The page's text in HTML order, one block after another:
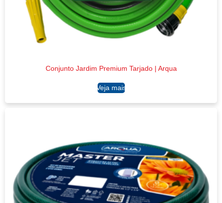
Conjunto Jardim Premium Tarjado | Arqua
Ler mais